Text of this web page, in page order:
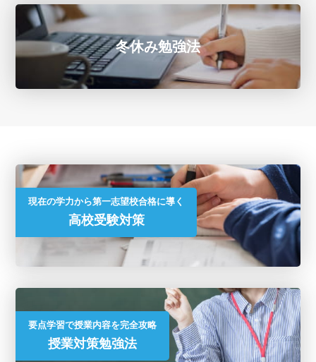
冬休み勉強法
現在の学力から第一志望校合格に導く
高校受験対策
要点学習で授業内容を完全攻略
授業対策勉強法